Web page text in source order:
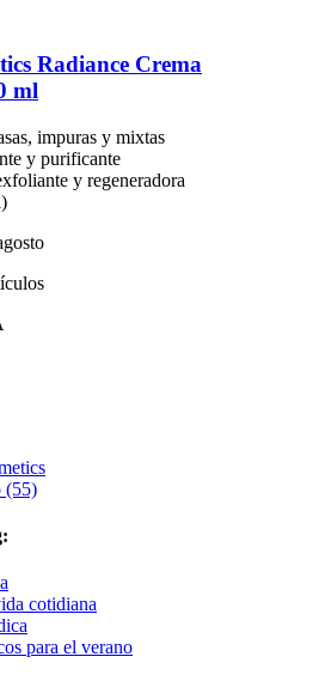
Radiance Crema
ml
impuras y mixtas
y purificante
y regeneradora
(55)
cotidiana
para el verano